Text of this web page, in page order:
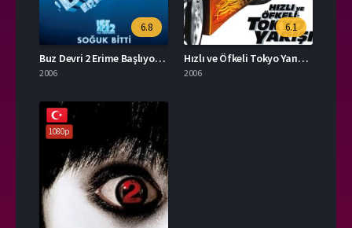
6.8
Buz Devri 2 Erime Başlıyor İzle
2006
6.1
Hızlı ve Öfkeli Tokyo Yarışı İzle
2006
1080p